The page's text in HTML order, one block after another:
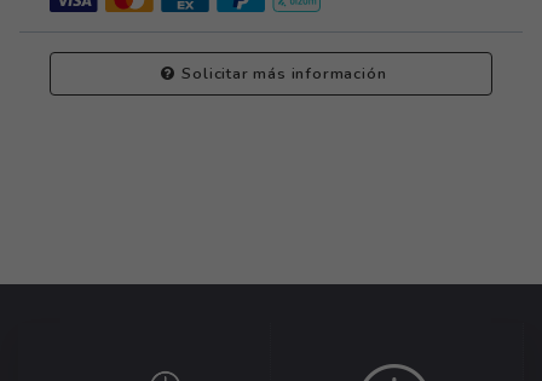
Solicitar más información